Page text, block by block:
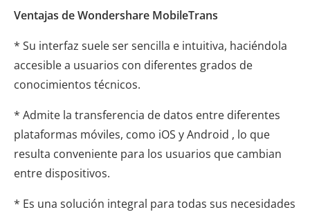
Ventajas de Wondershare MobileTrans
* Su interfaz suele ser sencilla e intuitiva, haciéndola
accesible a usuarios con diferentes grados de
conocimientos técnicos.
* Admite la transferencia de datos entre diferentes
plataformas móviles, como iOS y Android , lo que
resulta conveniente para los usuarios que cambian
entre dispositivos.
* Es una solución integral para todas sus necesidades